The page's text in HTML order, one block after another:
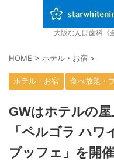
大阪なんば歯科《
HOME > ホテル・お宿 >
ホテル・お宿 食べ放題・
GWはホテルの屋
「ペルゴラ ハ
ブッフェ」を開催